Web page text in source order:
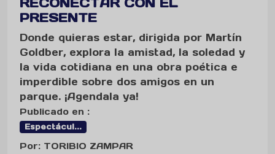
PRESENTE
Donde quieras estar, dirigida por Martín
Goldber, explora la amistad, la soledad y
la vida cotidiana en una obra poética e
imperdible sobre dos amigos en un
parque. ¡Agendala ya!
Publicado en :
Espectácul...
Por: TORIBIO ZAMPAR